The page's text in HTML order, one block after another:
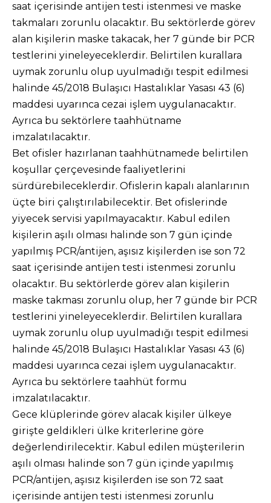
saat içerisinde antijen testi istenmesi ve maske
takmaları zorunlu olacaktır. Bu sektörlerde görev
alan kişilerin maske takacak, her 7 günde bir PCR
testlerini yineleyeceklerdir. Belirtilen kurallara
uymak zorunlu olup uyulmadığı tespit edilmesi
halinde 45/2018 Bulaşıcı Hastalıklar Yasası 43 (6)
maddesi uyarınca cezai işlem uygulanacaktır.
Ayrıca bu sektörlere taahhütname
imzalatılacaktır.
Bet ofisler hazırlanan taahhütnamede belirtilen
koşullar çerçevesinde faaliyetlerini
sürdürebileceklerdir. Ofislerin kapalı alanlarının
üçte biri çalıştırılabilecektir. Bet ofislerinde
yiyecek servisi yapılmayacaktır. Kabul edilen
kişilerin aşılı olması halinde son 7 gün içinde
yapılmış PCR/antijen, aşısız kişilerden ise son 72
saat içerisinde antijen testi istenmesi zorunlu
olacaktır. Bu sektörlerde görev alan kişilerin
maske takması zorunlu olup, her 7 günde bir PCR
testlerini yineleyeceklerdir. Belirtilen kurallara
uymak zorunlu olup uyulmadığı tespit edilmesi
halinde 45/2018 Bulaşıcı Hastalıklar Yasası 43 (6)
maddesi uyarınca cezai işlem uygulanacaktır.
Ayrıca bu sektörlere taahhüt formu
imzalatılacaktır.
Gece klüplerinde görev alacak kişiler ülkeye
girişte geldikleri ülke kriterlerine göre
değerlendirilecektir. Kabul edilen müşterilerin
aşılı olması halinde son 7 gün içinde yapılmış
PCR/antijen, aşısız kişilerden ise son 72 saat
içerisinde antijen testi istenmesi zorunlu